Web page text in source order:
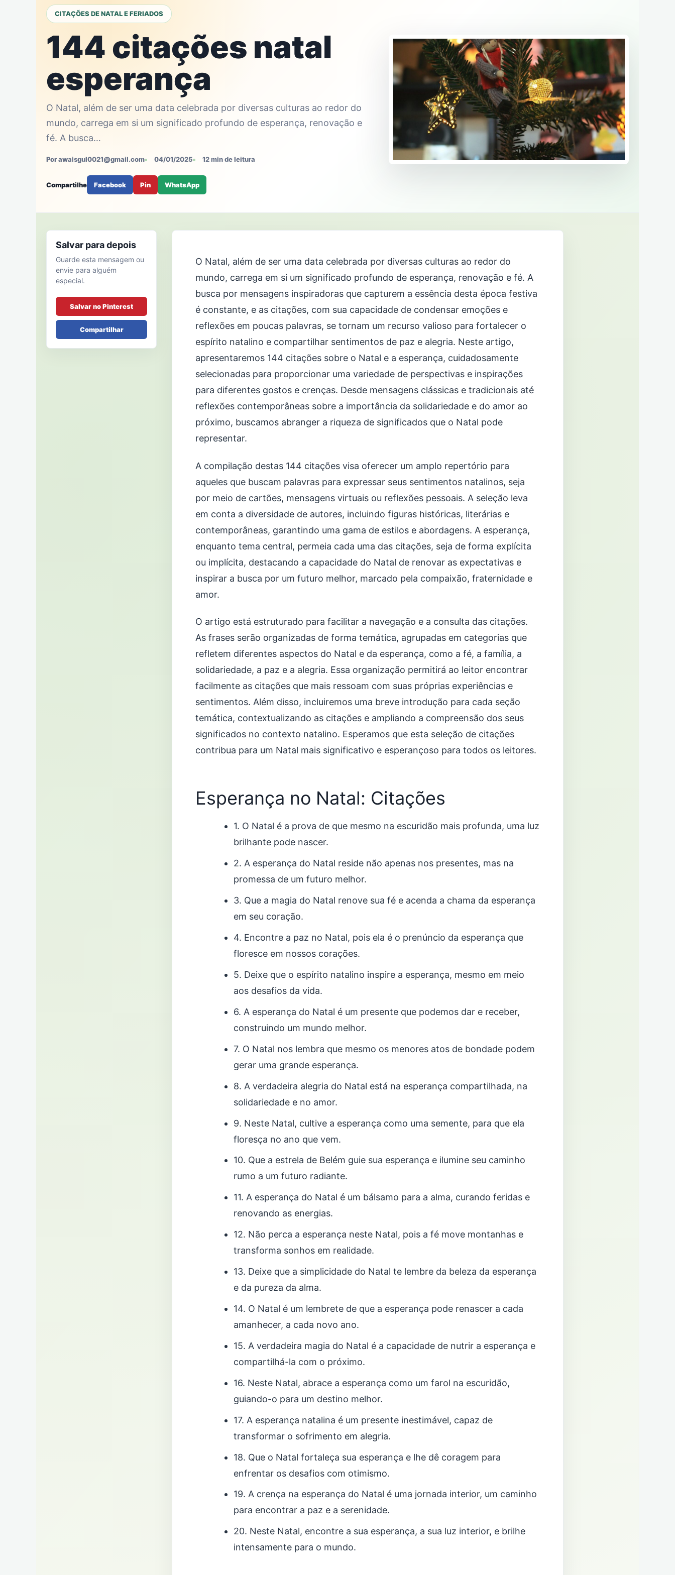
CITAÇÕES DE NATAL E FERIADOS
144 citações natal
esperança
O Natal, além de ser uma data celebrada por diversas culturas ao redor do
mundo, carrega em si um significado profundo de esperança, renovação e
fé. A busca…
Por awaisgul0021@gmail.com 04/01/2025 12 min de leitura
Compartilhe Facebook Pin WhatsApp
Salvar para depois
Guarde esta mensagem ou
envie para alguém
especial.
Salvar no Pinterest
Compartilhar
O Natal, além de ser uma data celebrada por diversas culturas ao redor do
mundo, carrega em si um significado profundo de esperança, renovação e fé. A
busca por mensagens inspiradoras que capturem a essência desta época festiva
é constante, e as citações, com sua capacidade de condensar emoções e
reflexões em poucas palavras, se tornam um recurso valioso para fortalecer o
espírito natalino e compartilhar sentimentos de paz e alegria. Neste artigo,
apresentaremos 144 citações sobre o Natal e a esperança, cuidadosamente
selecionadas para proporcionar uma variedade de perspectivas e inspirações
para diferentes gostos e crenças. Desde mensagens clássicas e tradicionais até
reflexões contemporâneas sobre a importância da solidariedade e do amor ao
próximo, buscamos abranger a riqueza de significados que o Natal pode
representar.
A compilação destas 144 citações visa oferecer um amplo repertório para
aqueles que buscam palavras para expressar seus sentimentos natalinos, seja
por meio de cartões, mensagens virtuais ou reflexões pessoais. A seleção leva
em conta a diversidade de autores, incluindo figuras históricas, literárias e
contemporâneas, garantindo uma gama de estilos e abordagens. A esperança,
enquanto tema central, permeia cada uma das citações, seja de forma explícita
ou implícita, destacando a capacidade do Natal de renovar as expectativas e
inspirar a busca por um futuro melhor, marcado pela compaixão, fraternidade e
amor.
O artigo está estruturado para facilitar a navegação e a consulta das citações.
As frases serão organizadas de forma temática, agrupadas em categorias que
refletem diferentes aspectos do Natal e da esperança, como a fé, a família, a
solidariedade, a paz e a alegria. Essa organização permitirá ao leitor encontrar
facilmente as citações que mais ressoam com suas próprias experiências e
sentimentos. Além disso, incluiremos uma breve introdução para cada seção
temática, contextualizando as citações e ampliando a compreensão dos seus
significados no contexto natalino. Esperamos que esta seleção de citações
contribua para um Natal mais significativo e esperançoso para todos os leitores.
Esperança no Natal: Citações
1. O Natal é a prova de que mesmo na escuridão mais profunda, uma luz
brilhante pode nascer.
2. A esperança do Natal reside não apenas nos presentes, mas na
promessa de um futuro melhor.
3. Que a magia do Natal renove sua fé e acenda a chama da esperança
em seu coração.
4. Encontre a paz no Natal, pois ela é o prenúncio da esperança que
floresce em nossos corações.
5. Deixe que o espírito natalino inspire a esperança, mesmo em meio
aos desafios da vida.
6. A esperança do Natal é um presente que podemos dar e receber,
construindo um mundo melhor.
7. O Natal nos lembra que mesmo os menores atos de bondade podem
gerar uma grande esperança.
8. A verdadeira alegria do Natal está na esperança compartilhada, na
solidariedade e no amor.
9. Neste Natal, cultive a esperança como uma semente, para que ela
floresça no ano que vem.
10. Que a estrela de Belém guie sua esperança e ilumine seu caminho
rumo a um futuro radiante.
11. A esperança do Natal é um bálsamo para a alma, curando feridas e
renovando as energias.
12. Não perca a esperança neste Natal, pois a fé move montanhas e
transforma sonhos em realidade.
13. Deixe que a simplicidade do Natal te lembre da beleza da esperança
e da pureza da alma.
14. O Natal é um lembrete de que a esperança pode renascer a cada
amanhecer, a cada novo ano.
15. A verdadeira magia do Natal é a capacidade de nutrir a esperança e
compartilhá-la com o próximo.
16. Neste Natal, abrace a esperança como um farol na escuridão,
guiando-o para um destino melhor.
17. A esperança natalina é um presente inestimável, capaz de
transformar o sofrimento em alegria.
18. Que o Natal fortaleça sua esperança e lhe dê coragem para
enfrentar os desafios com otimismo.
19. A crença na esperança do Natal é uma jornada interior, um caminho
para encontrar a paz e a serenidade.
20. Neste Natal, encontre a sua esperança, a sua luz interior, e brilhe
intensamente para o mundo.